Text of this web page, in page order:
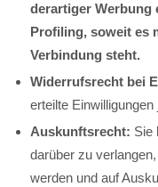
derartiger Werbung
Profiling, soweit es
Verbindung steht.
Widerrufsrecht bei
erteilte
Auskunftsrecht: Sie
darüber zu
werden und auf